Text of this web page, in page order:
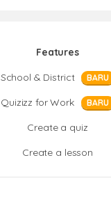
Features
School & District
BARU
Quizizz for Work BARU
Create a quiz
Create a lesson